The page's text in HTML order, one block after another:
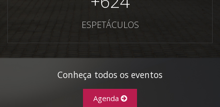
ESPETÁCULOS
Conheça todos os eventos
Agenda